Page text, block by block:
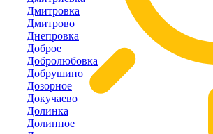
Дмитровка
Дмитрово
Днепровка
Доброе
Добролюбовка
Добрушино
Дозорное
Докучаево
Долинка
Долинное